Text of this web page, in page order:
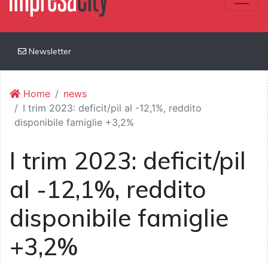
Newsletter
Home
news
I trim 2023: deficit/pil al -12,1%, reddito
disponibile famiglie +3,2%
I trim 2023: deficit/pil
al -12,1%, reddito
disponibile famiglie
+3,2%